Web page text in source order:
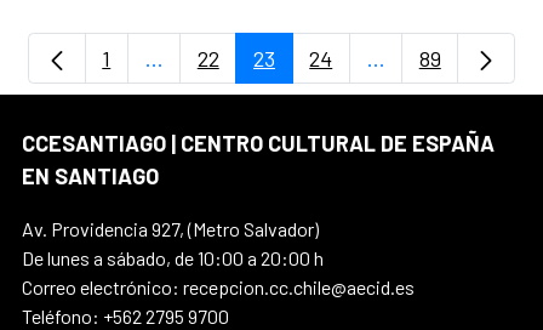
Página
1 ...Páginas intermedias Use TAB para
Página
22 Página
23 Página
24 ...PáginasPágina
89
CCESANTIAGO | CENTRO CULTURAL DE ESPAÑA
EN SANTIAGO
Av. Providencia 927, (Metro Salvador)
De lunes a sábado, de 10:00 a 20:00 h
Correo electrónico: recepcion.cc.chile@aecid.es
Teléfono: +562 2795 9700